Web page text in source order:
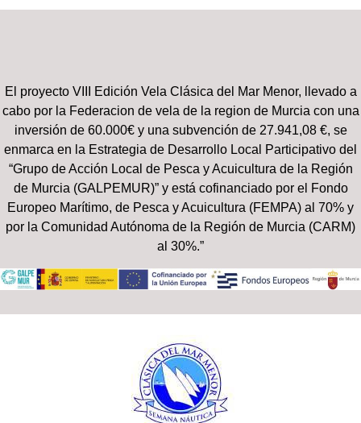
El proyecto VIII Edición Vela Clásica del Mar Menor, llevado a
cabo por la Federacion de vela de la region de Murcia con una
inversión de 60.000€ y una subvención de 27.941,08 €, se
enmarca en la Estrategia de Desarrollo Local Participativo del
“Grupo de Acción Local de Pesca y Acuicultura de la Región
de Murcia (GALPEMUR)” y está cofinanciado por el Fondo
Europeo Marítimo, de Pesca y Acuicultura (FEMPA) al 70% y
por la Comunidad Autónoma de la Región de Murcia (CARM)
al 30%.”